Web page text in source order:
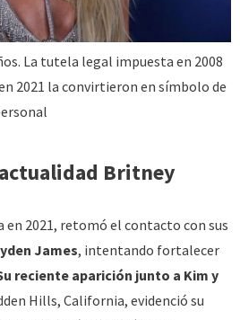
La tutela legal impuesta en 2008
2021 la convirtieron en símbolo de
Britney
en 2021, retomó el contacto con sus
James, intentando fortalecer
reciente aparición junto a Kim y
Hills, California, evidenció su